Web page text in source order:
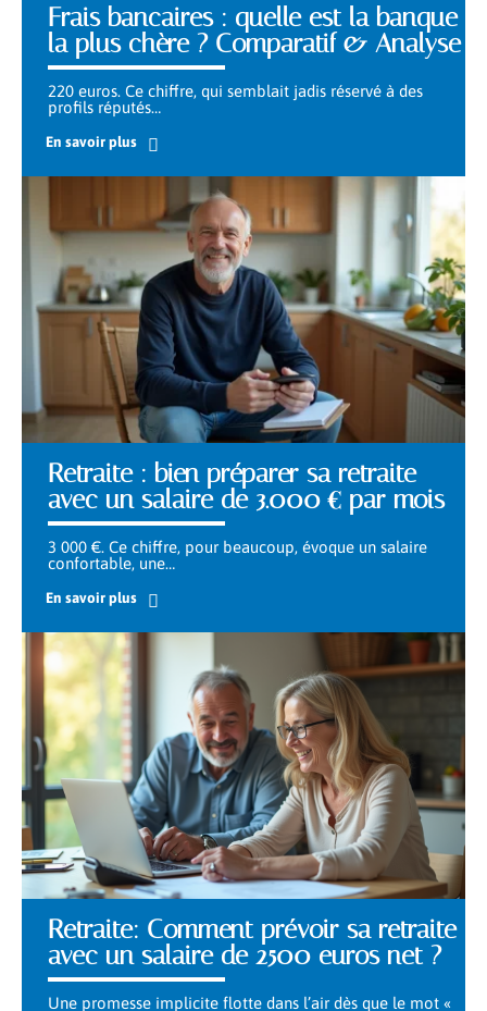
Frais bancaires : quelle est la banque
la plus chère ? Comparatif & Analyse
220 euros. Ce chiffre, qui semblait jadis réservé à des
profils réputés…
En savoir plus
Retraite : bien préparer sa retraite
avec un salaire de 3.000 € par mois
3 000 €. Ce chiffre, pour beaucoup, évoque un salaire
confortable, une…
En savoir plus
Retraite: Comment prévoir sa retraite
avec un salaire de 2500 euros net ?
Une promesse implicite flotte dans l’air dès que le mot «